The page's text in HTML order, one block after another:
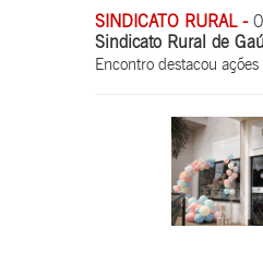
SINDICATO RURAL -
Sindicato Rural de
Encontro destacou